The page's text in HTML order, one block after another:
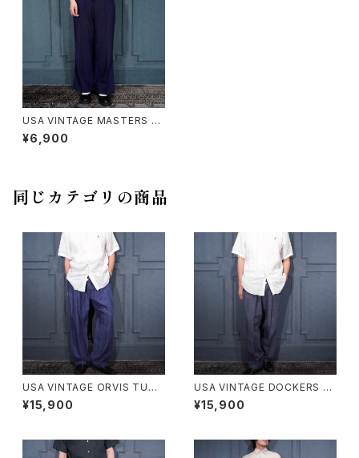
USA VINTAGE MASTERS G
OLFER FLARE SLACKS PAN
TS/アメリカ古着ゴルファーフレ
¥6,900
同じカテゴリの商品
USA VINTAGE ORVIS TUCK
DESIGN LINEN100% SLACK
S PANTS/アメリカ古着タックデ
¥15,900
USA VINTAGE DOCKERS P
REMIUM TUCK DESIGN LIN
EN WIDE SLACKS PANTS/ア
ックスパンツ
¥15,900